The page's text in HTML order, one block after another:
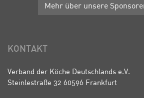
Mehr über unsere
KONTAKT
Verband der Köche Deutschlands e.V.
Steinlestraße 32 60596 Frankfurt